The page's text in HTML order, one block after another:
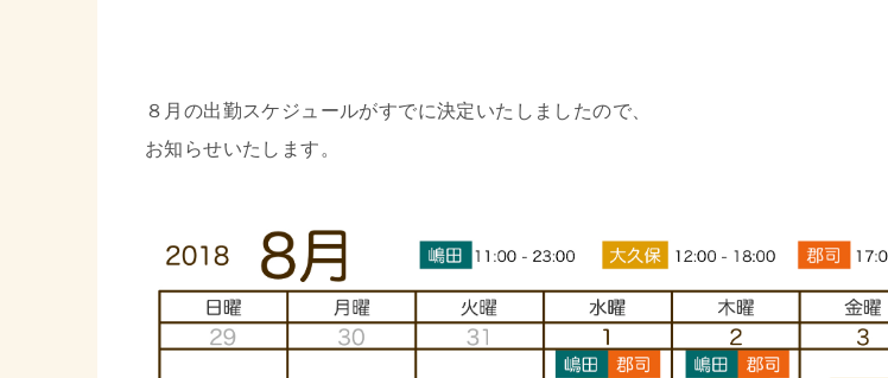
８月の出勤スケジュールがすでに決定いたしましたので、
お知らせいたします。